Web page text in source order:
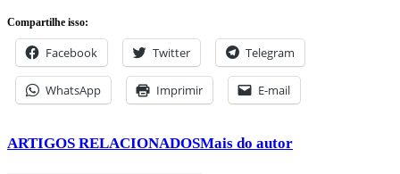
Compartilhe isso:
Facebook Twitter Telegram
WhatsApp Imprimir E-mail
ARTIGOS RELACIONADOSMais do autor